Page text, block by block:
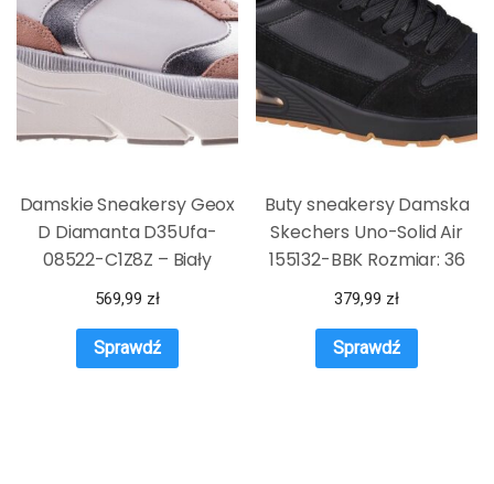
Damskie Sneakersy Geox
D Diamanta D35Ufa-
08522-C1Z8Z – Biały
569,99 zł
Sprawdź
Buty sneakersy Damska
Skechers Uno-Solid Air
155132-BBK Rozmiar: 36
379,99 zł
Sprawdź